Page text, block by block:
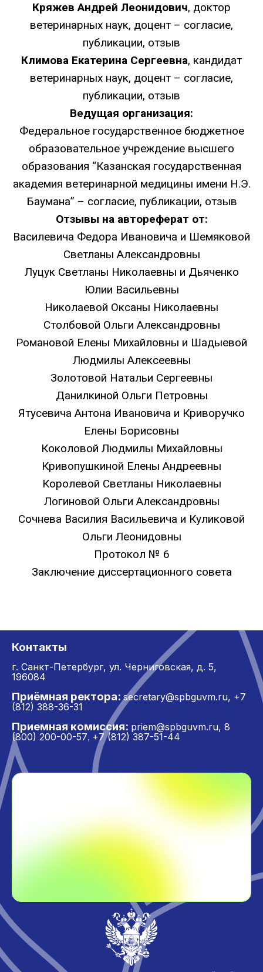
Кряжев Андрей Леонидович, доктор
ветеринарных наук, доцент – согласие,
публикации, отзыв
Климова Екатерина Сергеевна, кандидат
ветеринарных наук, доцент – согласие,
публикации, отзыв
Ведущая организация:
Федеральное государственное бюджетное
образовательное учреждение высшего
образования “Казанская государственная
академия ветеринарной медицины имени Н.Э.
Баумана” – согласие, публикации, отзыв
Отзывы на автореферат от:
Василевича Федора Ивановича и Шемяковой
Светланы Александровны
Луцук Светланы Николаевны и Дьяченко
Юлии Васильевны
Николаевой Оксаны Николаевны
Столбовой Ольги Александровны
Романовой Елены Михайловны и Шадыевой
Людмилы Алексеевны
Золотовой Натальи Сергеевны
Данилкиной Ольги Петровны
Ятусевича Антона Ивановича и Криворучко
Елены Борисовны
Коколовой Людмилы Михайловны
Кривопушкиной Елены Андреевны
Королевой Светланы Николаевны
Логиновой Ольги Александровны
Сочнева Василия Васильевича и Куликовой
Ольги Леонидовны
Протокол № 6
Заключение диссертационного совета
Контакты
г. Санкт-Петербург, ул. Черниговская, д. 5,
196084
Приёмная ректора: secretary@spbguvm.ru, +7
(812) 388-36-31
Приемная комиссия: priem@spbguvm.ru, 8
(800) 200-00-57, +7 (812) 387-51-44